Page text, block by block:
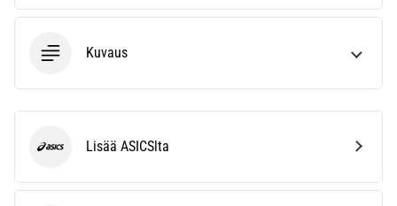
kaikki
artikkelit
Kuvaus
ASICS Lisää ASICSlta